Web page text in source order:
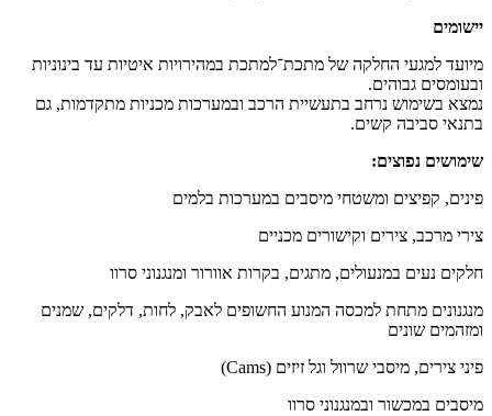
יישומים
מיועד למגעי החלקה של מתכת־למתכת במהירויות איטיות עד בינוניות
ובעומסים גבוהים.
נמצא בשימוש נרחב בתעשיית הרכב ובמערכות מכניות מתקדמות, גם
בתנאי סביבה קשים.
שימושים נפוצים:
פינים, קפיצים ומשטחי מיסבים במערכות בלמים
צירי מרכב, צירים וקישורים מכניים
חלקים נעים במנעולים, מתגים, בקרות אוורור ומנגנוני סרוו
מנגנונים מתחת למכסה המנוע החשופים לאבק, לחות, דלקים, שמנים
ומזהמים שונים
פיני צירים, מיסבי שרוול וגל זיזים (Cams)
מיסבים במכשור ובמנגנוני סרוו